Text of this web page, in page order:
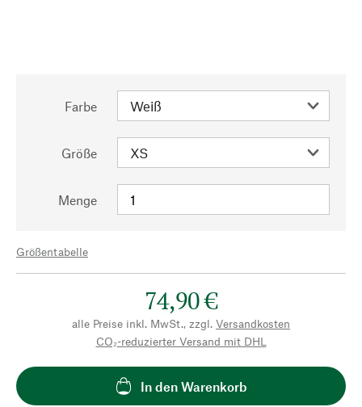
Farbe
Größe
Menge
Größentabelle
74,90 €
alle Preise inkl. MwSt., zzgl. Versandkosten
CO₂-reduzierter Versand mit DHL
In den Warenkorb